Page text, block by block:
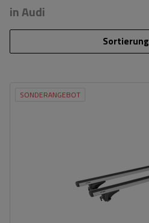
in Audi
Sortierung
SONDERANGEBOT